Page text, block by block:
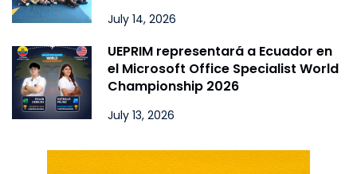
July 14, 2026
UEPRIM representará a Ecuador en
el Microsoft Office Specialist World
Championship 2026
July 13, 2026